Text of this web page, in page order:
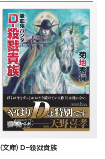
（文庫）Ｄ−殺戮貴族